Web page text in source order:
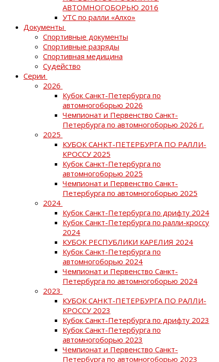
АВТОМНОГОБОРЬЮ 2016
УТС по ралли «Алхо»
Документы
Спортивные документы
Спортивные разряды
Спортивная медицина
Судейство
Серии
2026
Кубок Санкт-Петербурга по
автомногоборью 2026
Чемпионат и Первенство Санкт-
Петербурга по автомногоборью 2026 г.
2025
КУБОК САНКТ-ПЕТЕРБУРГА ПО РАЛЛИ-
КРОССУ 2025
Кубок Санкт-Петербурга по
автомногоборью 2025
Чемпионат и Первенство Санкт-
Петербурга по автомногоборью 2025
2024
Кубок Санкт-Петербурга по дрифту 2024
Кубок Санкт-Петербурга по ралли-кроссу
2024
КУБОК РЕСПУБЛИКИ КАРЕЛИЯ 2024
Кубок Санкт-Петербурга по
автомногоборью 2024
Чемпионат и Первенство Санкт-
Петербурга по автомногоборью 2024
2023
КУБОК САНКТ-ПЕТЕРБУРГА ПО РАЛЛИ-
КРОССУ 2023
Кубок Санкт-Петербурга по дрифту 2023
Кубок Санкт-Петербурга по
автомногоборью 2023
Чемпионат и Первенство Санкт-
Петербурга по автомногоборью 2023